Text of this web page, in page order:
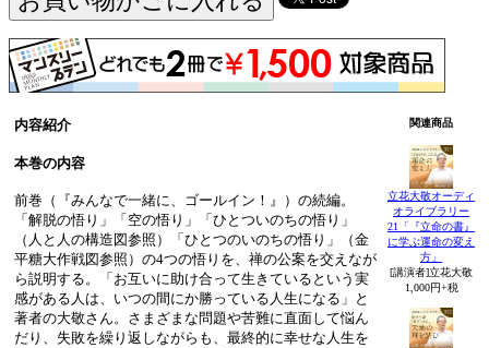
内容紹介
本巻の内容
前巻（『みんなで一緒に、ゴールイン！』）の続編。
「解脱の悟り」「空の悟り」「ひとついのちの悟り」
（人と人の構造図参照）「ひとつのいのちの悟り」（金
平糖大作戦図参照）の4つの悟りを、禅の公案を交えなが
ら説明する。「お互いに助け合って生きているという実
感がある人は、いつの間にか勝っている人生になる」と
著者の大敬さん。さまざまな問題や苦難に直面して悩ん
だり、失敗を繰り返しながらも、最終的に幸せな人生を
関連商品
立花大敬オーディ
オライブラリー
21「『立命の書』
に学ぶ運命の変え
方」
[講演者]立花大敬
1,000円+税